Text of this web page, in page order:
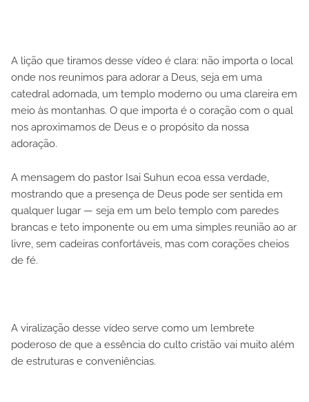
A lição que tiramos desse vídeo é clara: não importa o local
onde nos reunimos para adorar a Deus, seja em uma
catedral adornada, um templo moderno ou uma clareira em
meio às montanhas. O que importa é o coração com o qual
nos aproximamos de Deus e o propósito da nossa
adoração.
A mensagem do pastor Isai Suhun ecoa essa verdade,
mostrando que a presença de Deus pode ser sentida em
qualquer lugar — seja em um belo templo com paredes
brancas e teto imponente ou em uma simples reunião ao ar
livre, sem cadeiras confortáveis, mas com corações cheios
de fé.
A viralização desse vídeo serve como um lembrete
poderoso de que a essência do culto cristão vai muito além
de estruturas e conveniências.